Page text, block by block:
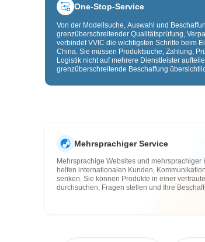
One-Stop-Service
Von der Modellsuche, Auswahl und
grenzüberschreitender Qualitätsprüfung,
verbindet VVIC die wichtigsten Schritte beim
China. Sie müssen Produktsuche, Zahlung,
Logistik nicht auf mehrere Dienstleister
grenzüberschreitende Beschaffung
Mehrsprachiger Service
Mehrsprachige Websites und mehrsprachiger
helfen internationalen Kunden,
senken. Sie können Produkte in einer
durchsuchen, Fragen stellen und Ihre